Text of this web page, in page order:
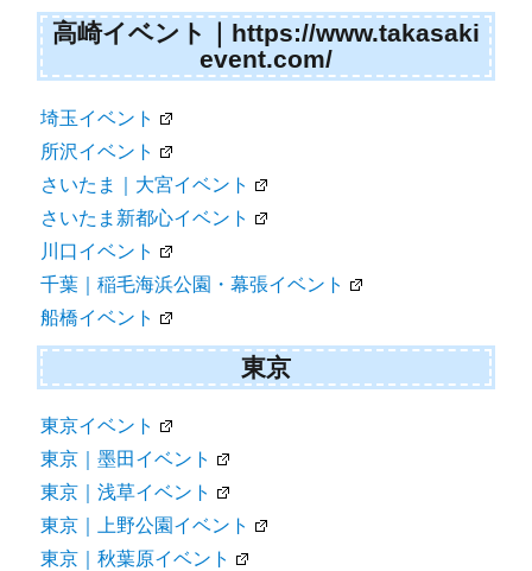
高崎イベント｜https://www.takasaki
event.com/
埼玉イベント
所沢イベント
さいたま｜大宮イベント
さいたま新都心イベント
川口イベント
千葉｜稲毛海浜公園・幕張イベント
船橋イベント
東京
東京イベント
東京｜墨田イベント
東京｜浅草イベント
東京｜上野公園イベント
東京｜秋葉原イベント